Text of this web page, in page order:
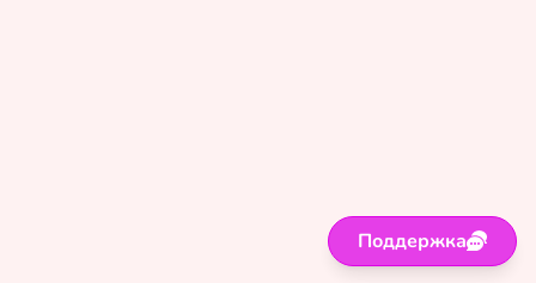
Поддержка